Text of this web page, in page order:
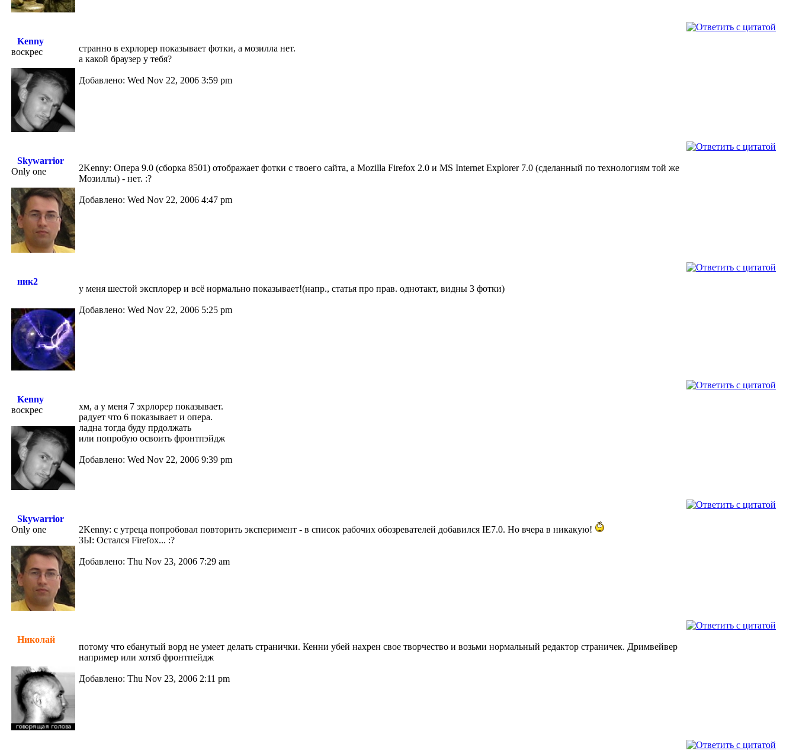
Kenny
воскрес
странно в ехрлорер показывает фотки, а мозилла нет.
а какой браузер у тебя?
Добавлено: Wed Nov 22, 2006 3:59 pm
Skywarrior
Only one
2Kenny: Опера 9.0 (сборка 8501) отображает фотки с твоего сайта, а Mozilla Firefox 2.0 и MS Internet Explorer 7.0 (сделанный по технологиям той же
Мозиллы) - нет. :?
Добавлено: Wed Nov 22, 2006 4:47 pm
ник2
у меня шестой эксплорер и всё нормально показывает!(напр., статья про прав. однотакт, видны 3 фотки)
Добавлено: Wed Nov 22, 2006 5:25 pm
Kenny
воскрес
хм, а у меня 7 эхрлорер показывает.
радует что 6 показывает и опера.
ладна тогда буду прдолжать
или попробую освоить фронтпэйдж
Добавлено: Wed Nov 22, 2006 9:39 pm
Skywarrior
Only one
2Kenny: с утреца попробовал повторить эксперимент - в список рабочих обозревателей добавился IE7.0. Но вчера в никакую!
ЗЫ: Остался Firefox... :?
Добавлено: Thu Nov 23, 2006 7:29 am
Николай
потому что ебанутый ворд не умеет делать странички. Кенни убей нахрен свое творчество и возьми нормальный редактор страничек. Дримвейвер
например или хотяб фронтпейдж
Добавлено: Thu Nov 23, 2006 2:11 pm